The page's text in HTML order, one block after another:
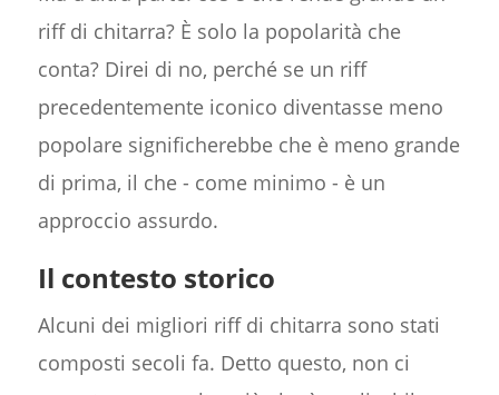
riff di chitarra? È solo la popolarità che
conta? Direi di no, perché se un riff
precedentemente iconico diventasse meno
popolare significherebbe che è meno grande
di prima, il che - come minimo - è un
approccio assurdo.
Il contesto storico
Alcuni dei migliori riff di chitarra sono stati
composti secoli fa. Detto questo, non ci